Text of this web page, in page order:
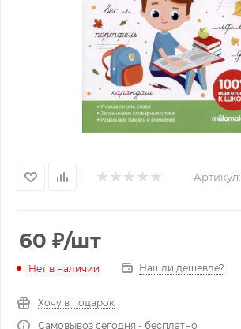
Артикул:
60 ₽/шт
Нет в наличии Нашли дешевле?
Хочу в подарок
Самовывоз сегодня - бесплатно